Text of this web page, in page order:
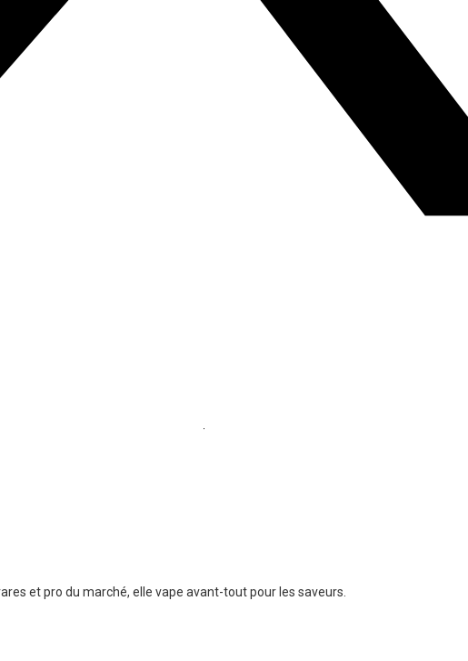
et pro du marché, elle vape avant-tout pour les saveurs.